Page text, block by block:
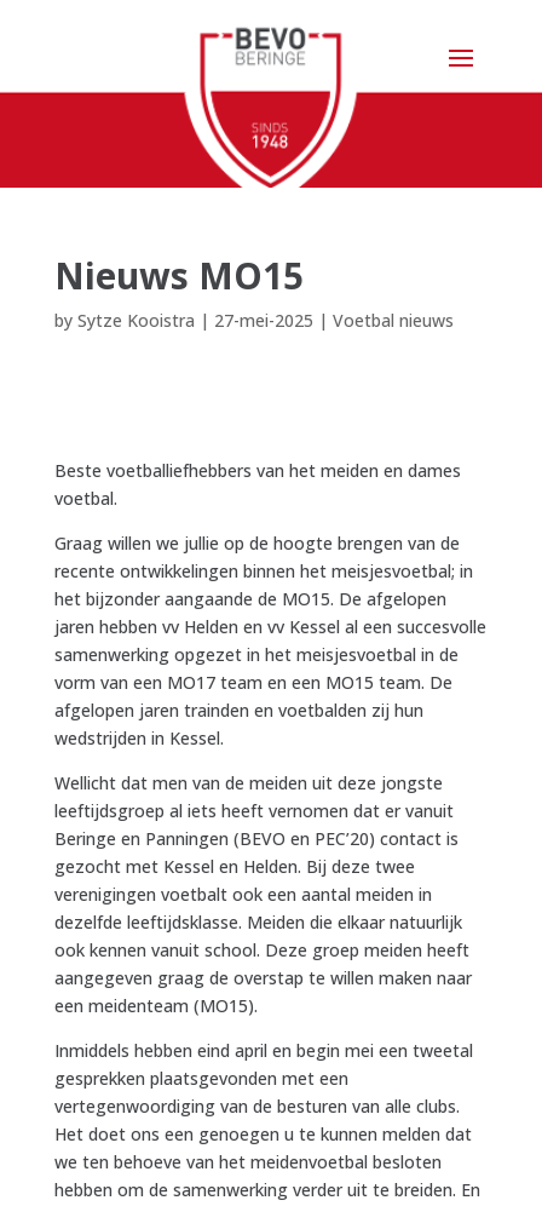
Nieuws MO15
by Sytze Kooistra | 27-mei-2025 | Voetbal nieuws
Beste voetballiefhebbers van het meiden en dames
voetbal.
Graag willen we jullie op de hoogte brengen van de
recente ontwikkelingen binnen het meisjesvoetbal; in
het bijzonder aangaande de MO15. De afgelopen
jaren hebben vv Helden en vv Kessel al een succesvolle
samenwerking opgezet in het meisjesvoetbal in de
vorm van een MO17 team en een MO15 team. De
afgelopen jaren trainden en voetbalden zij hun
wedstrijden in Kessel.
Wellicht dat men van de meiden uit deze jongste
leeftijdsgroep al iets heeft vernomen dat er vanuit
Beringe en Panningen (BEVO en PEC’20) contact is
gezocht met Kessel en Helden. Bij deze twee
verenigingen voetbalt ook een aantal meiden in
dezelfde leeftijdsklasse. Meiden die elkaar natuurlijk
ook kennen vanuit school. Deze groep meiden heeft
aangegeven graag de overstap te willen maken naar
een meidenteam (MO15).
Inmiddels hebben eind april en begin mei een tweetal
gesprekken plaatsgevonden met een
vertegenwoordiging van de besturen van alle clubs.
Het doet ons een genoegen u te kunnen melden dat
we ten behoeve van het meidenvoetbal besloten
hebben om de samenwerking verder uit te breiden. En